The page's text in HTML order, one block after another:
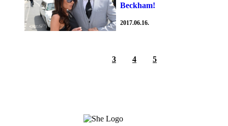
Beckham!
2017.06.16.
3 4 5